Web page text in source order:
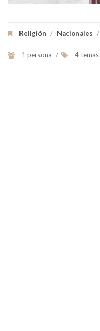
Religión / Nacionales /
1 persona / 4 temas